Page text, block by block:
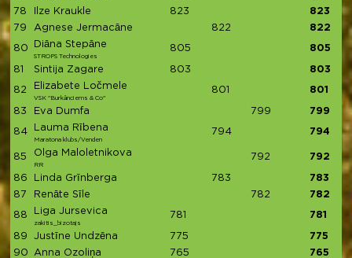
78
Ilze Kraukle 823
823
79
Agnese Jermacāne 822 822
80 Diāna Stepāne
STROPS Technologies
805 805
81 Sintija Zagare 803 803
82 Elizabete Ločmele
VSK "Burkānciems & Co"
801 801
83 Eva Dumfa 799 799
84 Lauma Rībena
Maratona klubs/Venden
794 794
85 Olga Maloletnikova
RR
792 792
86 Linda Grīnberga 783
783
87
Renāte Sīle 782 782
88 Liga Jursevica
zakitis_bizotajs
781 781
89 Justīne Undzēna 775
775
90
Anna Ozoliņa 765 765